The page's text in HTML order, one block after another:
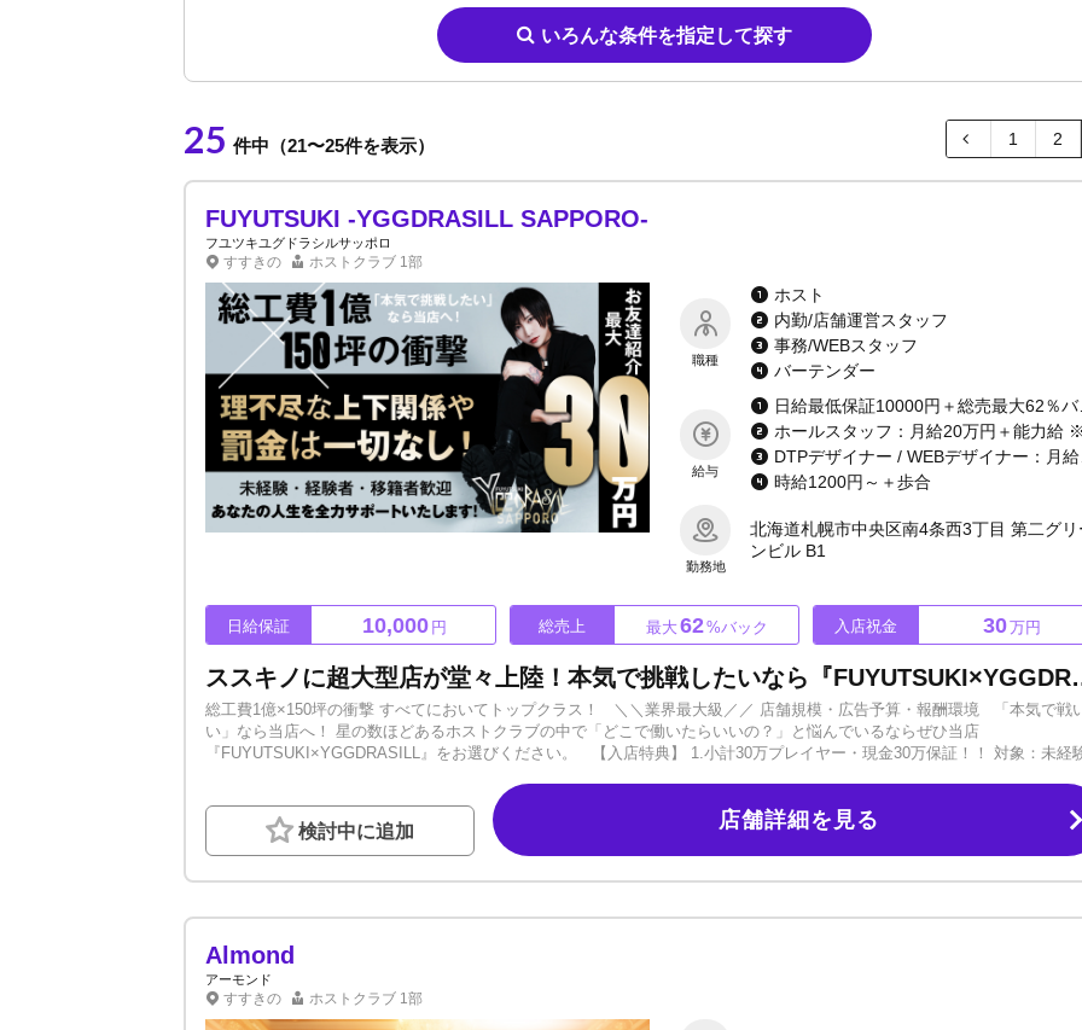
いろんな条件を指定して探す
25 件中（21〜25件を表示） 1 2
FUYUTSUKI -YGGDRASILL SAPPORO-
フユツキユグドラシルサッポロ
すすきの ホストクラブ 1部
職種
ホスト
内勤/店舗運営スタッフ
事務/WEBスタッフ
バーテンダー
給与
日給最低保証10000円
時給1200円～＋歩合
勤務地
北海道札幌市中央区南4条西3丁目 第二グリ
ンビル B1
日給保証 10,000 円 総売上 最大62%バック 入店祝金 30万円
ススキノに超大型店が堂々上陸！本気で挑戦した
総工費1億×150坪の衝撃 すべてにおいてトップクラス！ ＼＼業界最大級／／ 店舗規模・広告予算・報酬環境 「本気で戦
い」なら当店へ！ 星の数ほどあるホストクラブの中で「どこで働いたらいいの？」と悩んでいるならぜひ当店
『FUYUTSUKI×YGGDRASILL』をお選びください。 【入店特典】 1.小計30万プレイヤー・現金30万保証！！ 対象：未経
の移籍の場合はさらに報奨金を贈呈！ 地方役職経験者の方へ 入店決定で個人用1Kマンション進呈！ 詳しくはお気軽にご
絡ください！！ ✼••┈┈••✼••┈┈••✼••┈┈••✼••┈┈••✼ ■圧巻のスケール！ 社美緒監修・有名デザイナーによる豪華な内装、70
から150坪に及ぶ選べる大型フロア店舗！ せっかく働くなら豪華な内装のお店がいいですよね！それはお客様目線でも言え
とです。ラグジュアリーな内装がお客様の気分を盛り上げ、キャストの接客能力を底上げ！！ 出勤するのが楽しくなるよう
な、圧巻のエンターテインメント空間をぜひ体感してください。 ■業界トップクラスの初回数 初回の数はチャンスの数！
です。 ■FGHDサポートによる最大級のメディア力 歌舞伎町最大級の店舗数を誇るFGHD（冬月グループ）による完全サポー
ト体制が整っています！ 看板トラックを始めとする充実した自社広告媒体×徹底したSNS戦略で、他社の後追いを許さない売
と知名度の成長を約束します！！ 業界最速クラスの成長を見せる 『FUYUTSUKI -YGGDRASILL SAPPORO-』 新たな挑戦
検討中に追加 店舗詳細を見る
Almond
アーモンド
すすきの ホストクラブ 1部